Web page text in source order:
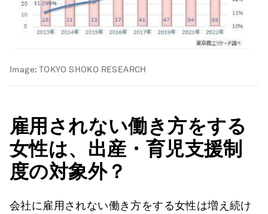
Image: TOKYO SHOKO RESEARCH
雇用されない働き方をする
女性は、出産・育児支援制
度の対象外？
会社に雇用されない働き方をする女性は増え続け